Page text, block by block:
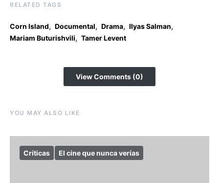
RELATED TAGS
Corn Island, Documental, Drama, Ilyas Salman,
Mariam Buturishvili, Tamer Levent
View Comments (0)
YOU MAY ALSO LIKE
Críticas El cine que nunca verías